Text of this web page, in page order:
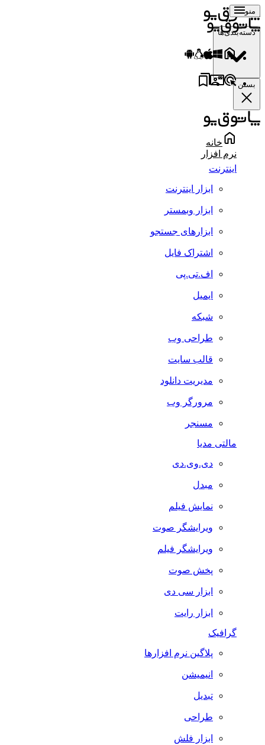
منو
دسته‌بندی‌ها
بستن
خانه
نرم افزار
اینترنت
ابزار اینترنت
ابزار وبمستر
ابزارهای جستجو
اشتراک فایل
اف.تی.پی
ایمیل
شبکه
طراحی وب
قالب سایت
مدیریت دانلود
مرورگر وب
مسنجر
مالتی مدیا
دی.وی.دی
مبدل
نمایش فیلم
ویرایشگر صوت
ویرایشگر فیلم
پخش صوت
ابزار سی دی
ابزار رایت
گرافیک
پلاگین نرم افزارها
انیمیشن
تبدیل
طراحی
ابزار فلش